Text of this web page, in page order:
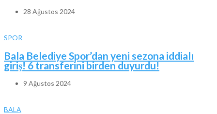
28 Ağustos 2024
SPOR
Bala Belediye Spor’dan yeni sezona iddialı
giriş! 6 transferini birden duyurdu!
9 Ağustos 2024
BALA